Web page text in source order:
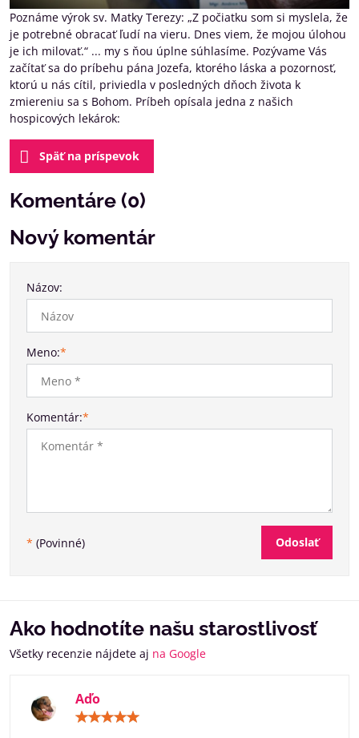
Poznáme výrok sv. Matky Terezy: „Z počiatku som si myslela, že
je potrebné obracať ľudí na vieru. Dnes viem, že mojou úlohou
je ich milovať.“ ... my s ňou úplne súhlasíme. Pozývame Vás
začítať sa do príbehu pána Jozefa, ktorého láska a pozornosť,
ktorú u nás cítil, priviedla v posledných dňoch života k
zmiereniu sa s Bohom. Príbeh opísala jedna z našich
hospicových lekárok:
Späť na príspevok
Komentáre (0)
Nový komentár
Názov:
Meno:*
Komentár:*
* (Povinné) Odoslať
Ako hodnotíte našu starostlivosť
Všetky recenzie nájdete aj na Google
Aďo